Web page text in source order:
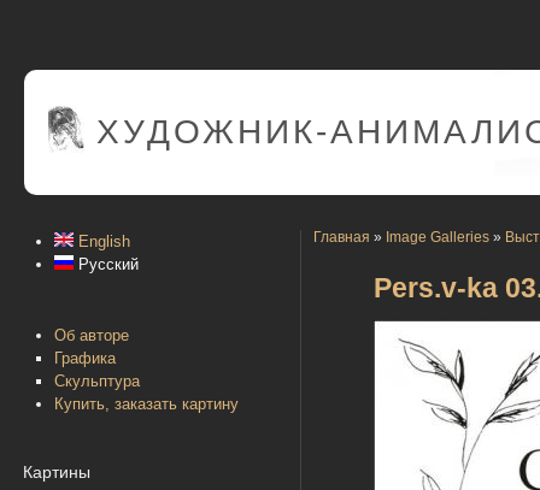
ХУДОЖНИК-
English
Русский
Об авторе
Графика
Скульптура
Купить, заказать картину
Картины
Главная » Image Galleries »
Pers.v-ka